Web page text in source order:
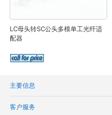
LC母头转SC公头多模单工光纤适
配器
主要信息
客户服务